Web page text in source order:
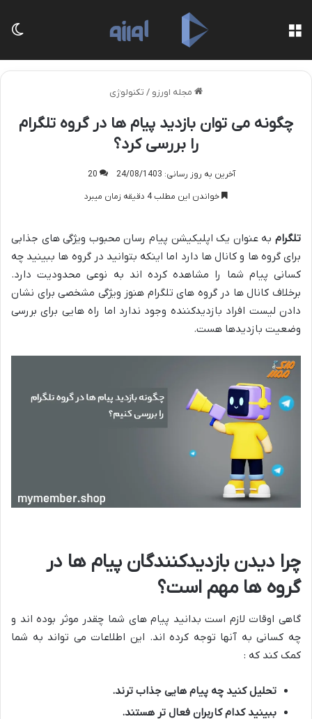
مجله اورزو / تکنولوژی
چگونه می توان بازدید پیام ها در گروه تلگرام
را بررسی کرد؟
آخرین به روز رسانی: 24/08/1403
20
خواندن این مطلب 4 دقیقه زمان میبرد
تلگرام به عنوان یک اپلیکیشن پیام رسان محبوب ویژگی های جذابی
برای گروه ها و کانال ها دارد اما اینکه بتوانید در گروه ها ببینید چه
کسانی پیام شما را مشاهده کرده اند به نوعی محدودیت دارد.
برخلاف کانال ها در گروه های تلگرام هنوز ویژگی مشخصی برای نشان
دادن لیست افراد بازدیدکننده وجود ندارد اما راه هایی برای بررسی
وضعیت بازدیدها هست.
چرا دیدن بازدیدکنندگان پیام ها در
گروه ها مهم است؟
گاهی اوقات لازم است بدانید پیام های شما چقدر موثر بوده اند و
چه کسانی به آنها توجه کرده اند. این اطلاعات می تواند به شما
کمک کند که :
تحلیل کنید چه پیام هایی جذاب ترند.
ببینید کدام کاربران فعال تر هستند.